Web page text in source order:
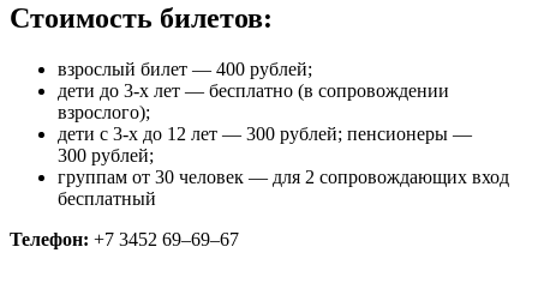
Стоимость билетов:
взрослый билет — 400 рублей;
дети до 3-х лет — бесплатно (в сопровождении
взрослого);
дети с 3-х до 12 лет — 300 рублей; пенсионеры —
300 рублей;
группам от 30 человек — для 2 сопровождающих вход
бесплатный
Телефон: +7 3452 69–69–67